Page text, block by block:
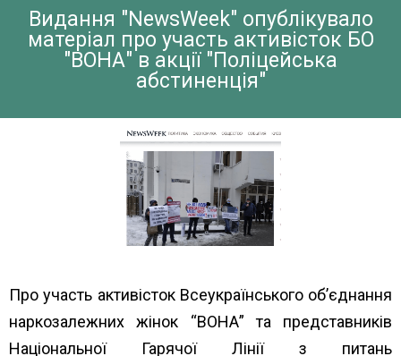
Видання "NewsWeek" опублікувало
матеріал про участь активісток БО
"ВОНА" в акції "Поліцейська
абстиненція"
Про участь активісток Всеукраїнського об’єднання
наркозалежних жінок “ВОНА” та представників
Національної Гарячої Лінії з питань